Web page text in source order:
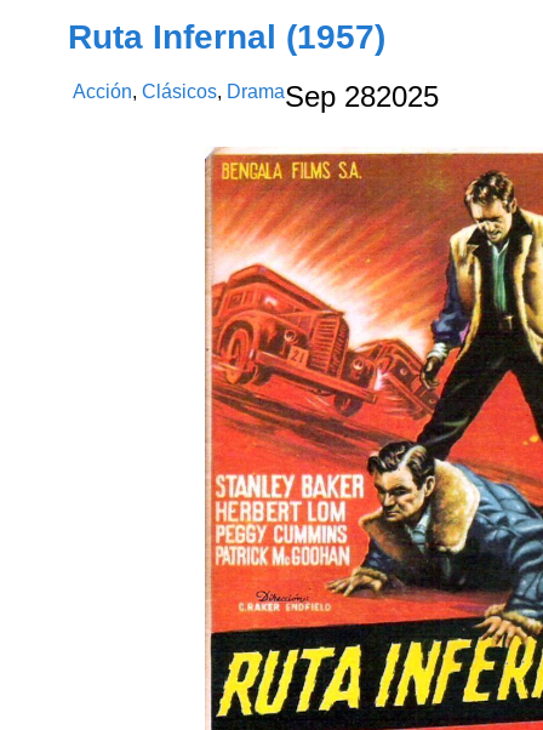
Ruta Infernal (1957)
Acción,Clásicos, DramaSep 282025